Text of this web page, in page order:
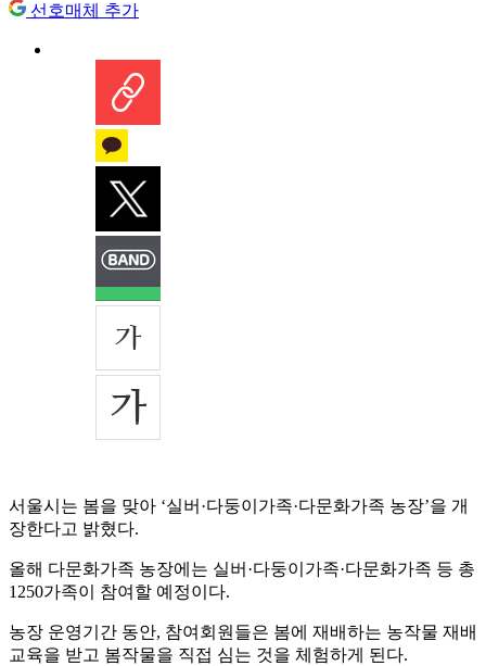
선호매체 추가
서울시는 봄을 맞아 ‘실버·다둥이가족·다문화가족 농장’을 개
장한다고 밝혔다.
올해 다문화가족 농장에는 실버·다둥이가족·다문화가족 등 총
1250가족이 참여할 예정이다.
농장 운영기간 동안, 참여회원들은 봄에 재배하는 농작물 재배
교육을 받고 봄작물을 직접 심는 것을 체험하게 된다.